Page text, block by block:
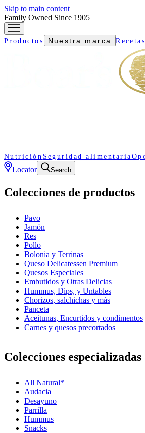
Skip to main content
Family Owned Since 1905
Productos Nuestra marca Recetas
Nutrición Seguridad alimentaria
Locator Search
Colecciones de productos
Pavo
Jamón
Res
Pollo
Bolonia y Terrinas
Queso Delicatessen Premium
Quesos Especiales
Embutidos y Otras Delicias
Hummus, Dips, y Untables
Chorizos, salchichas y más
Panceta
Aceitunas, Encurtidos y condimentos
Carnes y quesos precortados
Colecciones especializadas
All Natural*
Audacia
Desayuno
Parrilla
Hummus
Snacks